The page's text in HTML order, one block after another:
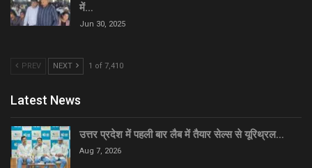
में…
Jun 30, 2025
PREV NEXT 1 of 7,410
Latest News
उत्तर प्रदेश में पहली बार लैब में तैयार सेल्स से यूरिथ्रल…
Aug 7, 2026